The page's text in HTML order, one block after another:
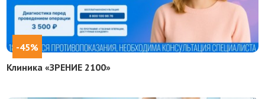
-45%
Клиника «ЗРЕНИЕ 2100»